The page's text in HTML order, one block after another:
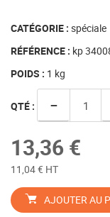
CATÉGORIE : spéciale
RÉFÉRENCE : kp
POIDS : 1 kg
QTÉ : −
13,36 €
11,04 € HT
AJOUTER AU